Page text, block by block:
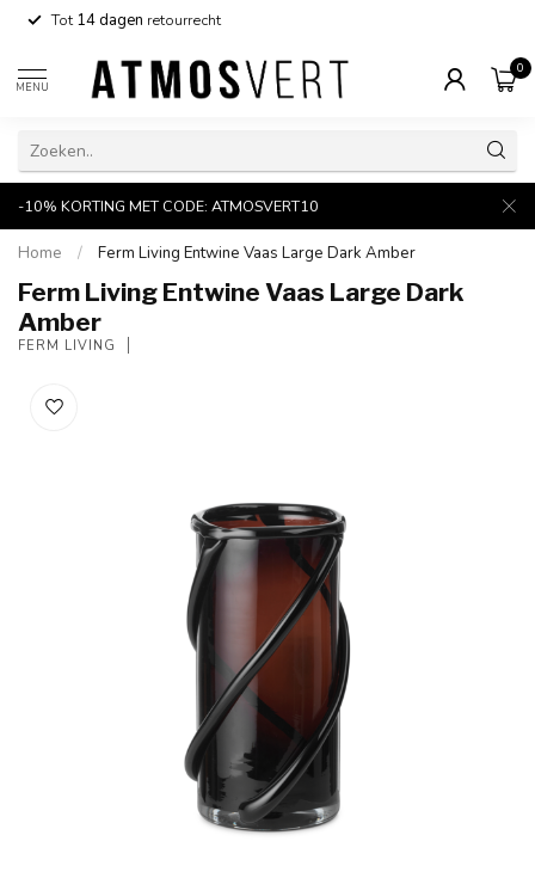
Tot14 dagen retourrecht
MENU
0
-10% KORTING MET CODE: ATMOSVERT10
Home / Ferm Living Entwine Vaas Large Dark Amber
Ferm Living Entwine Vaas Large Dark
Amber
FERM LIVING